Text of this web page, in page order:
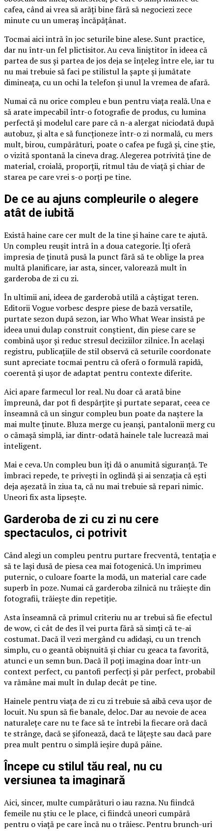
cafea, când ai vrea să arăți bine fără să negociezi zece
minute cu un umeraș încăpățânat.
Tocmai aici intră în joc seturile bine alese. Sunt practice,
dar nu într-un fel plictisitor. Au ceva liniștitor în ideea că
partea de sus și partea de jos deja se înțeleg între ele, iar tu
nu mai trebuie să faci pe stilistul la șapte și jumătate
dimineața, cu un ochi la telefon și unul la vremea de afară.
Numai că nu orice compleu e bun pentru viața reală. Una e
să arate impecabil într-o fotografie de produs, cu lumina
perfectă și modelul care pare că n-a alergat niciodată după
autobuz, și alta e să funcționeze într-o zi normală, cu mers
mult, birou, cumpărături, poate o cafea pe fugă și, cine știe,
o vizită spontană la cineva drag. Alegerea potrivită ține de
material, croială, proporții, ritmul tău de viață și chiar de
starea pe care vrei s-o porți pe tine.
De ce au ajuns compleurile o alegere
atât de iubită
Există haine care cer mult de la tine și haine care te ajută.
Un compleu reușit intră în a doua categorie. Îți oferă
impresia de ținută pusă la punct fără să te oblige la prea
multă planificare, iar asta, sincer, valorează mult în
garderoba de zi cu zi.
În ultimii ani, ideea de garderobă utilă a câștigat teren.
Editorii Vogue vorbesc despre piese de bază versatile,
purtate sezon după sezon, iar Who What Wear insistă pe
ideea unui dulap construit conștient, din piese care se
combină ușor și reduc stresul deciziilor zilnice. În același
registru, publicațiile de stil observă că seturile coordonate
sunt apreciate tocmai pentru că oferă o formulă rapidă,
coerentă și ușor de adaptat pentru contexte diferite.
Aici apare farmecul lor real. Nu doar că arată bine
împreună, dar pot fi despărțite și purtate separat, ceea ce
înseamnă că un singur compleu bun poate da naștere la
mai multe ținute. Bluza merge cu jeanși, pantalonii merg cu
o cămașă simplă, iar dintr-odată hainele tale lucrează mai
inteligent.
Mai e ceva. Un compleu bun îți dă o anumită siguranță. Te
îmbraci repede, te privești în oglindă și ai senzația că ești
deja așezată în ziua ta, că nu mai trebuie să repari nimic.
Uneori fix asta lipsește.
Garderoba de zi cu zi nu cere
spectaculos, ci potrivit
Când alegi un compleu pentru purtare frecventă, tentația e
să te lași dusă de piesa cea mai fotogenică. Un imprimeu
puternic, o culoare foarte la modă, un material care cade
superb în poze. Numai că garderoba zilnică nu trăiește din
fotografii, trăiește din repetiție.
Asta înseamnă că primul criteriu nu ar trebui să fie efectul
de wow, ci cât de des îl vei purta fără să simți că te-ai
costumat. Dacă îl vezi mergând cu adidași, cu un trench
simplu, cu o geantă obișnuită și chiar cu geaca ta favorită,
atunci e un semn bun. Dacă îl poți imagina doar într-un
context perfect, cu pantofi perfecți și păr perfect, probabil
va rămâne mai mult în dulap decât pe tine.
Hainele pentru viața de zi cu zi trebuie să aibă ceva ușor de
locuit. Nu spun să fie banale, deloc. Dar au nevoie de acea
naturalețe care nu te face să te întrebi la fiecare oră dacă
te strânge, dacă se șifonează, dacă te lățește sau dacă pare
prea mult pentru o simplă ieșire după pâine.
Începe cu stilul tău real, nu cu
versiunea ta imaginară
Aici, sincer, multe cumpărături o iau razna. Nu fiindcă
femeile nu știu ce le place, ci fiindcă uneori cumpără
pentru o viață pe care încă nu o trăiesc. Pentru brunch-uri